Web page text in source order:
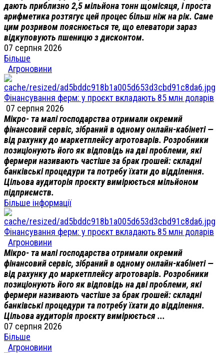
дають приблизно 2,5 мільйона тонн щомісяця, і проста
арифметика розтягує цей процес більш ніж на рік. Саме
цим розривом пояснюється те, що елеватори зараз
відкуповують пшеницю з дисконтом.
07 серпня 2026
Більше
Агроновини
Фінансування ферм: у проєкт вкладають 85 млн доларів
07 серпня 2026
Мікро- та малі господарства отримали окремий
фінансовий сервіс, зібраний в одному онлайн-кабінеті —
від рахунку до маркетплейсу агротоварів. Розробники
позиціонують його як відповідь на дві проблеми, які
фермери називають частіше за брак грошей: складні
банківські процедури та потребу їхати до відділення.
Цільова аудиторія проєкту вимірюється мільйоном
підприємств.
Більше інформації
Фінансування ферм: у проєкт вкладають 85 млн доларів
Агроновини
Мікро- та малі господарства отримали окремий
фінансовий сервіс, зібраний в одному онлайн-кабінеті —
від рахунку до маркетплейсу агротоварів. Розробники
позиціонують його як відповідь на дві проблеми, які
фермери називають частіше за брак грошей: складні
банківські процедури та потребу їхати до відділення.
Цільова аудиторія проєкту вимірюється ...
07 серпня 2026
Більше
Агроновини